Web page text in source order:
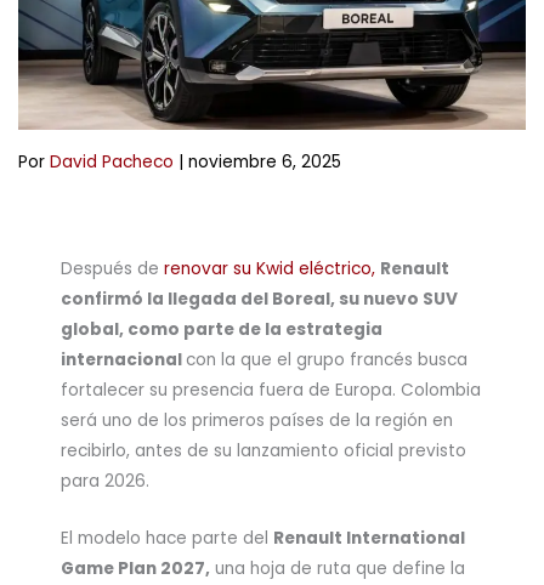
Por David Pacheco | noviembre 6, 2025
Después de renovar su Kwid eléctrico, Renault
confirmó la llegada del Boreal, su nuevo SUV
global, como parte de la estrategia
internacional con la que el grupo francés busca
fortalecer su presencia fuera de Europa. Colombia
será uno de los primeros países de la región en
recibirlo, antes de su lanzamiento oficial previsto
para 2026.
El modelo hace parte del Renault International
Game Plan 2027, una hoja de ruta que define la